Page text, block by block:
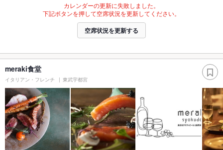
カレンダーの更新に失敗しました。
下記ボタンを押して空席状況を更新してください。
空席状況を更新する
meraki食堂
イタリアン・フレンチ 東武宇都宮